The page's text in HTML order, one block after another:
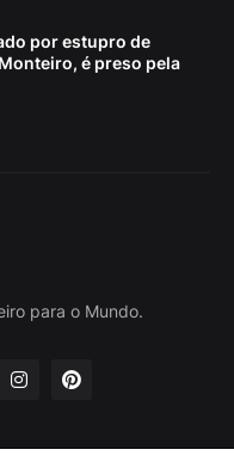
por estupro de
é preso pela
para o Mundo.